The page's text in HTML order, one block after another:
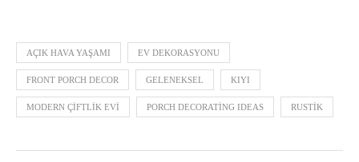
AÇIK HAVA YAŞAMI EV DEKORASYONU
FRONT PORCH DECOR GELENEKSEL KIYI
MODERN ÇIFTLIK EVI PORCH DECORATING IDEAS RUSTIK